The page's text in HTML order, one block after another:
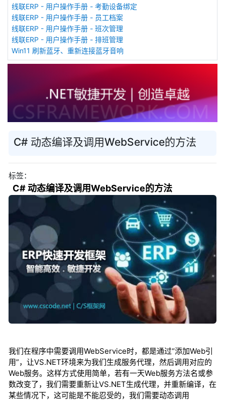
线联ERP - 用户操作手册 - 考勤设备绑定
线联ERP - 用户操作手册 - 员工档案
线联ERP - 用户操作手册 - 班次管理
线联ERP - 用户操作手册 - 排班管理
Win11 刷新蓝牙、重新连接蓝牙音响
C# 动态编译及调用WebService的方法
标签：
C# 动态编译及调用WebService的方法
我们在程序中需要调用WebService时，都是通过“添加Web引
用”，让VS.NET环境来为我们生成服务代理，然后调用对应的
Web服务。这样方式使用简单，若有一天Web服务方法名或参
数改变了，我们需要重新让VS.NET生成代理，并重新编译，在
某些情况下，这可能是不能忍受的，我们需要动态调用